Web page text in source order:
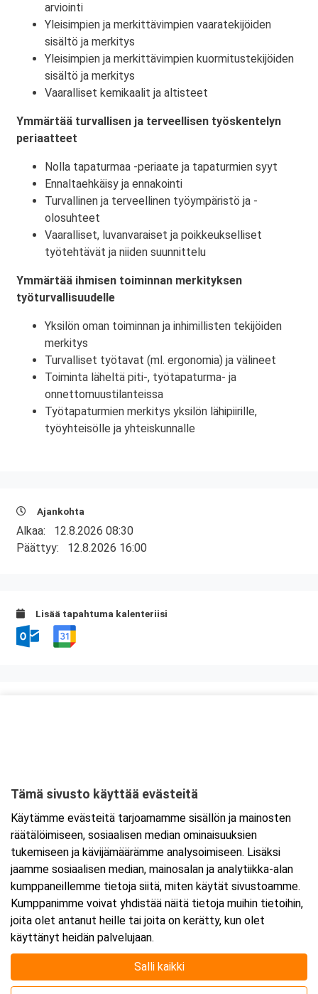
arviointi
Yleisimpien ja merkittävimpien vaaratekijöiden
sisältö ja merkitys
Yleisimpien ja merkittävimpien kuormitustekijöiden
sisältö ja merkitys
Vaaralliset kemikaalit ja altisteet
Ymmärtää turvallisen ja terveellisen työskentelyn
periaatteet
Nolla tapaturmaa -periaate ja tapaturmien syyt
Ennaltaehkäisy ja ennakointi
Turvallinen ja terveellinen työympäristö ja -
olosuhteet
Vaaralliset, luvanvaraiset ja poikkeukselliset
työtehtävät ja niiden suunnittelu
Ymmärtää ihmisen toiminnan merkityksen
työturvallisuudelle
Yksilön oman toiminnan ja inhimillisten tekijöiden
merkitys
Turvalliset työtavat (ml. ergonomia) ja välineet
Toiminta läheltä piti-, työtapaturma- ja
onnettomuustilanteissa
Työtapaturmien merkitys yksilön lähipiirille,
työyhteisölle ja yhteiskunnalle
Ajankohta
Alkaa: 12.8.2026 08:30
Päättyy: 12.8.2026 16:00
Lisää tapahtuma kalenteriisi
Tarkempi kartta ja ajo-ohjeet
Tämä sivusto käyttää evästeitä
Käytämme evästeitä tarjoamamme sisällön ja mainosten
räätälöimiseen, sosiaalisen median ominaisuuksien
tukemiseen ja kävijämäärämme analysoimiseen. Lisäksi
jaamme sosiaalisen median, mainosalan ja analytiikka-alan
kumppaneillemme tietoja siitä, miten käytät sivustoamme.
Kumppanimme voivat yhdistää näitä tietoja muihin tietoihin,
joita olet antanut heille tai joita on kerätty, kun olet
käyttänyt heidän palvelujaan.
Salli kaikki